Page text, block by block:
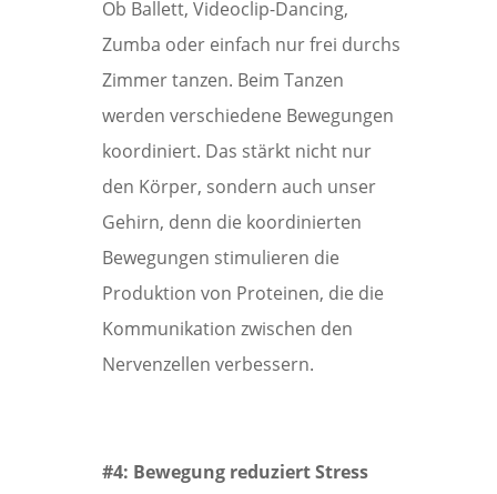
Ob Ballett, Videoclip-Dancing,
Zumba oder einfach nur frei durchs
Zimmer tanzen. Beim Tanzen
werden verschiedene Bewegungen
koordiniert. Das stärkt nicht nur
den Körper, sondern auch unser
Gehirn, denn die koordinierten
Bewegungen stimulieren die
Produktion von Proteinen, die die
Kommunikation zwischen den
Nervenzellen verbessern.
#4: Bewegung reduziert Stress